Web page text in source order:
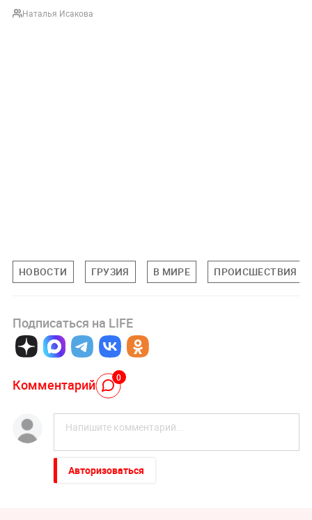
Наталья Исакова
НОВОСТИ ГРУЗИЯ В МИРЕ ПРОИСШЕСТВИЯ
Подписаться на LIFE
Комментарий 0
Авторизоваться